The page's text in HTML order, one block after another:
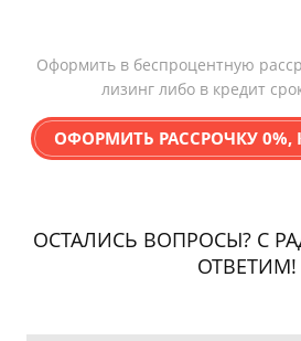
Оформить в беспроцентную
лизинг либо в кредит
ОФОРМИТЬ РАССРОЧКУ 0%,
ОСТАЛИСЬ ВОПРОСЫ? С
ОТВЕТИМ!